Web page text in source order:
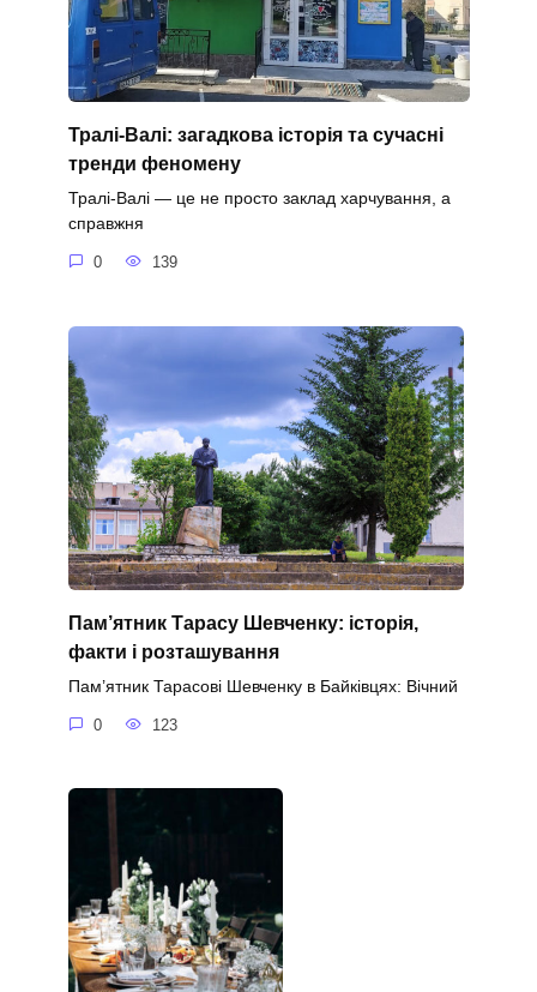
Тралі-Валі: загадкова історія та сучасні
тренди феномену
Тралі-Валі — це не просто заклад харчування, а
справжня
0 139
Пам’ятник Тарасу Шевченку: історія,
факти і розташування
Пам’ятник Тарасові Шевченку в Байківцях: Вічний
0 123